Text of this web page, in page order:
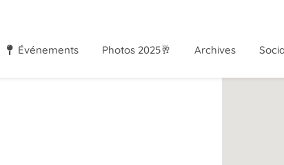
Événements Photos 2025🥂 Archives